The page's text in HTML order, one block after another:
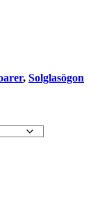
, Solglasögon